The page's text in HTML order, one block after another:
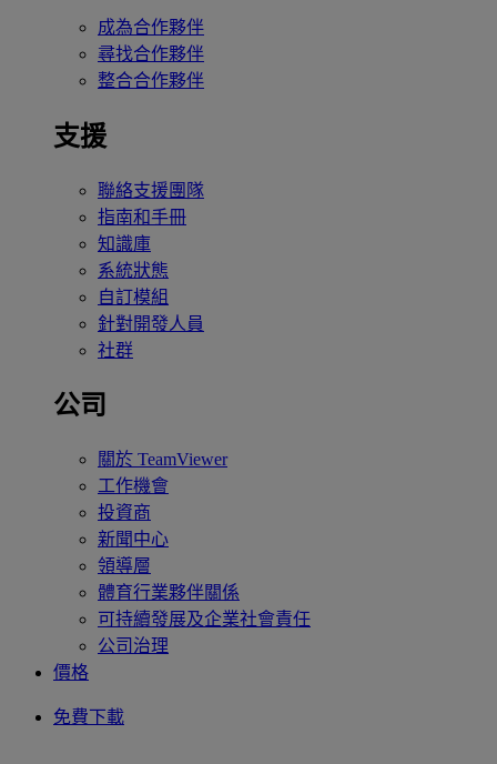
成為合作夥伴
尋找合作夥伴
整合合作夥伴
支援
聯絡支援團隊
指南和手冊
知識庫
系統狀態
自訂模組
針對開發人員
社群
公司
關於 TeamViewer
工作機會
投資商
新聞中心
領導層
體育行業夥伴關係
可持續發展及企業社會責任
公司治理
價格
免費下載